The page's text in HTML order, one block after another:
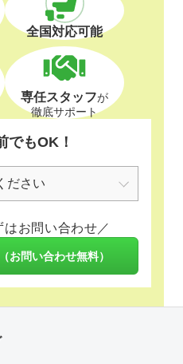
全国対応可能
専任スタッフが
徹底サポート
でもOK！
はお問い合わせ／
（お問い合わせ無料）